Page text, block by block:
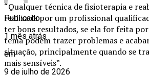
“Qualquer técnica de fisioterapia e
realizada por um profissional
ter bons resultados, se ela for feita por
tema podem trazer problemas e
situação, principalmente quando se
mais sensíveis”.
Publicado
1 mês atrás
em
9 de julho de 2026